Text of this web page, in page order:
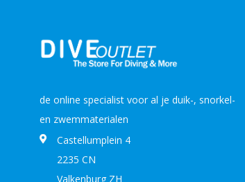
de online specialist voor al je duik-, snorkel-
en zwemmaterialen
Castellumplein 4
2235 CN
Valkenburg ZH